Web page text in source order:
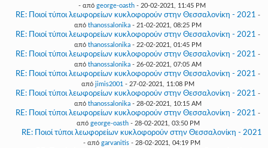
- από george-oasth- 20-02-2021, 11:45 PM
RE: Ποιοί τύποι λεωφορείων κυκλοφορούν στην Θεσσαλονίκη - 2021 -
από thanossalonika - 21-02-2021, 08:25 PM
RE: Ποιοί τύποι λεωφορείων κυκλοφορούν στην Θεσσαλονίκη - 2021 -
από thanossalonika - 22-02-2021, 01:45 PM
RE: Ποιοί τύποι λεωφορείων κυκλοφορούν στην Θεσσαλονίκη - 2021 -
από thanossalonika - 26-02-2021, 07:05 AM
RE: Ποιοί τύποι λεωφορείων κυκλοφορούν στην Θεσσαλονίκη - 2021 -
από jimis2001 - 27-02-2021, 11:08 PM
RE: Ποιοί τύποι λεωφορείων κυκλοφορούν στην Θεσσαλονίκη - 2021 -
από thanossalonika - 28-02-2021, 10:15 AM
RE: Ποιοί τύποι λεωφορείων κυκλοφορούν στην Θεσσαλονίκη - 2021 -
από george-oasth- 28-02-2021, 03:50 PM
RE: Ποιοί τύποι λεωφορείων κυκλοφορούν στην Θεσσαλονίκη - 2021
- από garvanitis - 28-02-2021, 04:19 PM